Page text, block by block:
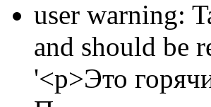
user warning:
and should be
'<p>Это